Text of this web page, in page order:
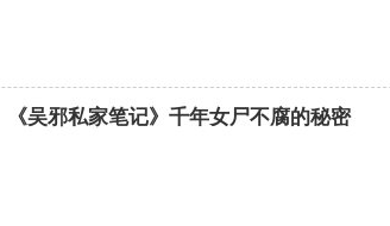
《吴邪私家笔记》千年女尸不腐的秘密